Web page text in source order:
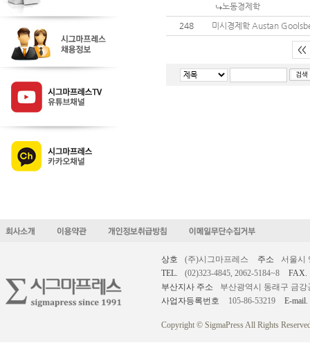
노동경제학
248
미시경제학 Austan
<<
상호 (주)시그마프레스 주소
서울시
TEL.
(02)323-4845, 2062-5184~8
FAX.
부산지사 주소
부산광역시 동래구 금강
사업자등록번호
105-86-53219 E-mail.
Copyright © SigmaPress All Rights